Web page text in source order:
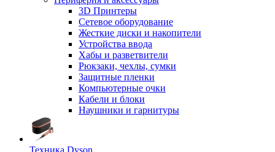
3D Принтеры
Сетевое оборудование
Жесткие диски и накопители
Устройства ввода
Хабы и разветвители
Рюкзаки, чехлы, сумки
Защитные пленки
Компьютерные очки
Кабели и блоки
Наушники и гарнитуры
Техника Dyson